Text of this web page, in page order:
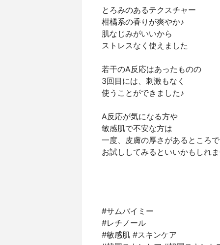
とろみのあるテクスチャー
柑橘系の香りが爽やか♪
肌なじみがいいから
ストレスなく使えました
若干のA反応はあったものの
3回目には、刺激もなく
使うことができました♪
A反応が気になる方や
敏感肌で不安な方は
一度、皮膚の厚さがあるところで
お試ししてみるといいかもしれ
#サムバイミー
#レチノール
#敏感肌 #スキンケア